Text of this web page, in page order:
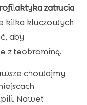
zatrucia
kilka kluczowych
aby
z teobrominą.
chowajmy
Nawet